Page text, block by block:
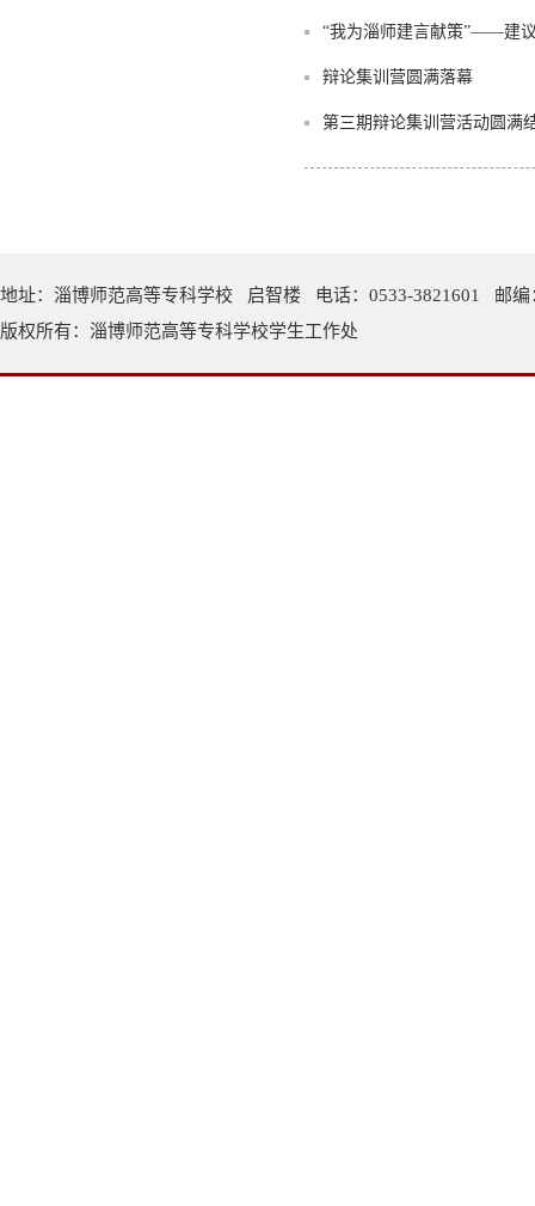
“我为淄师建言献策”——建
辩论集训营圆满落幕
第三期辩论集训营活动圆满
地址：淄博师范高等专科学校 启智楼 电话：0533-3821601 邮编
版权所有：淄博师范高等专科学校学生工作处